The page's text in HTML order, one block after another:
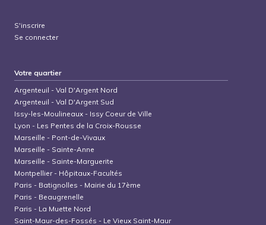
S'inscrire
Se connecter
Votre quartier
Argenteuil -Val D'Argent Nord
Argenteuil -Val D'Argent Sud
Issy-les-Moulineaux - Issy Coeur de Ville
Lyon - Les Pentes de la Croix-Rousse
Marseille - Pont-de-Vivaux
Marseille - Sainte-Anne
Marseille - Sainte-Marguerite
Montpellier- Hôpitaux-Facultés
Paris - Batignolles - Mairie du 17ème
Paris - Beaugrenelle
Paris - La Muette Nord
Saint-Maur-des-Fossés - Le Vieux Saint-Maur